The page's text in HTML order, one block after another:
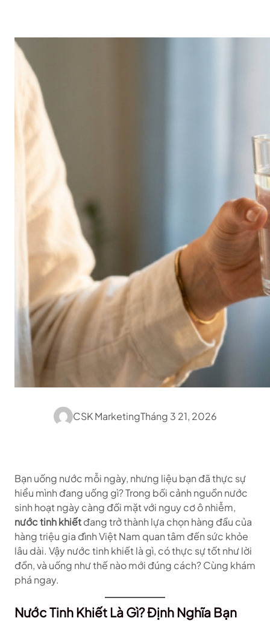
CSK MarketingTháng 3 21, 2026
Bạn uống nước mỗi ngày, nhưng liệu bạn đã thực sự
hiểu mình đang uống gì? Trong bối cảnh nguồn nước
sinh hoạt ngày càng đối mặt với nguy cơ ô nhiễm,
nước tinh khiếtđang trở thành lựa chọn hàng đầu của
hàng triệu gia đình Việt Nam quan tâm đến sức khỏe
lâu dài. Vậy nước tinh khiết là gì, có thực sự tốt như lời
đồn, và uống như thế nào mới đúng cách? Cùng khám
phá ngay.
Nước Tinh Khiết Là Gì? Định Nghĩa Bạn